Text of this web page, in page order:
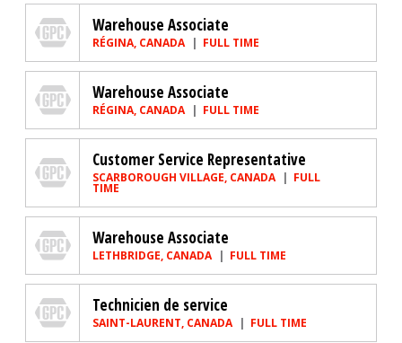
Genuine Parts Company
Warehouse Associate
RÉGINA, CANADA FULL TIME
Genuine Parts Company
Warehouse Associate
RÉGINA, CANADA FULL TIME
Customer Service Representative
SCARBOROUGH VILLAGE, CANADA FULL
TIME
Warehouse Associate
LETHBRIDGE, CANADA FULL TIME
Technicien de service
SAINT-LAURENT, CANADA FULL TIME